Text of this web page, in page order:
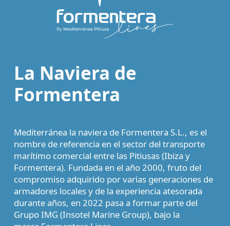
La Naviera de
Formentera
Mediterránea la naviera de Formentera S.L., es el
nombre de referencia en el sector del transporte
marítimo comercial entre las Pitiusas (Ibiza y
Formentera). Fundada en el año 2000, fruto del
compromiso adquirido por varias generaciones de
armadores locales y de la experiencia atesorada
durante años, en 2022 pasa a formar parte del
Grupo IMG (Insotel Marine Group), bajo la